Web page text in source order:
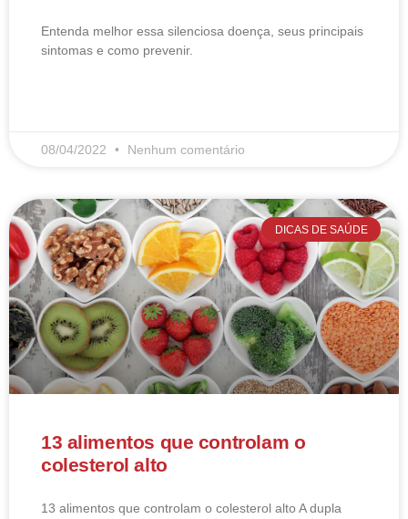
Entenda melhor essa silenciosa doença, seus principais
sintomas e como prevenir.
08/04/2022 Nenhum comentário
DICAS DE SAÚDE
13 alimentos que controlam o
colesterol alto
13 alimentos que controlam o colesterol alto​ A dupla